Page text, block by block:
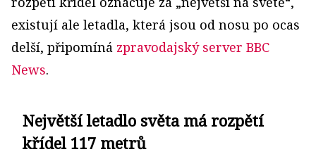
existují ale letadla, která jsou od nosu po ocas
delší, připomíná zpravodajský server BBC
News.
Největší letadlo světa má rozpětí
křídel 117 metrů